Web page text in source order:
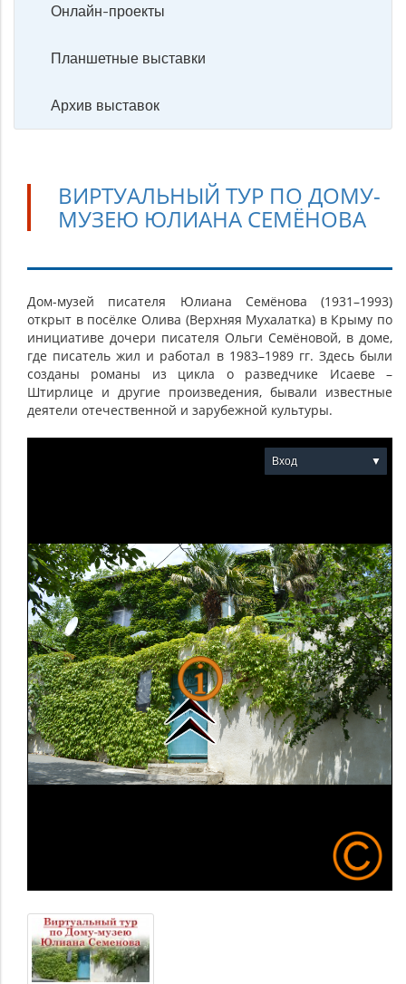
Онлайн-проекты
Планшетные выставки
Архив выставок
ВИРТУАЛЬНЫЙ ТУР ПО ДОМУ-
МУЗЕЮ ЮЛИАНА СЕМЁНОВА
Виртуальный
тур
по
Дому-
музею
Юлиана
Семёнова
Дом-музей писателя Юлиана Семёнова (1931–1993)
открыт в посёлке Олива (Верхняя Мухалатка) в Крыму по
инициативе дочери писателя Ольги Семёновой, в доме,
где писатель жил и работал в 1983–1989 гг. Здесь были
созданы романы из цикла о разведчике Исаеве –
Штирлице и другие произведения, бывали известные
деятели отечественной и зарубежной культуры.